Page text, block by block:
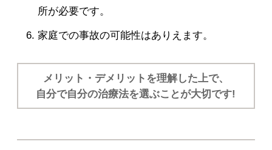
所が必要です。
家庭での事故の可能性はありえます。
メリット・デメリットを理解した上で、
自分で自分の治療法を選ぶことが大切です!